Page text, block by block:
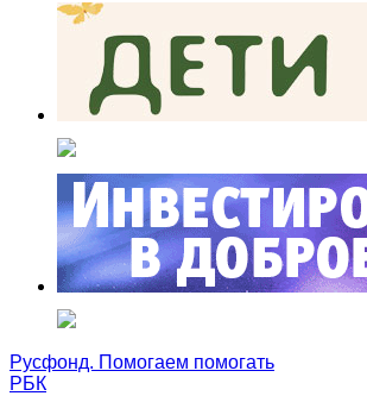
Русфонд. Помогаем помогать
РБК